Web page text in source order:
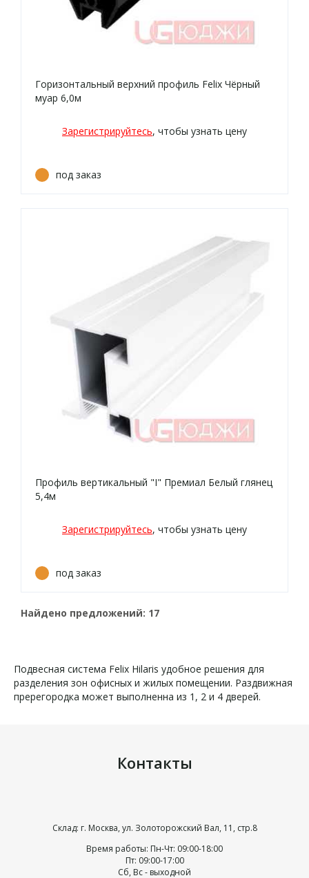
Горизонтальный верхний профиль Felix Чёрный
муар 6,0м
Зарегистрируйтесь, чтобы узнать цену
под заказ
Профиль вертикальный "I" Премиал Белый глянец
5,4м
Зарегистрируйтесь, чтобы узнать цену
под заказ
Найдено предложений: 17
Подвесная система Felix Hilaris удобное решения для
разделения зон офисных и жилых помещении. Раздвижная
пререгородка может выполненна из 1, 2 и 4 дверей.
Контакты
Склад: г. Москва, ул. Золоторожский Вал, 11, стр.8
Время работы: Пн-Чт: 09:00-18:00
Пт: 09:00-17:00
Сб, Вс - выходной